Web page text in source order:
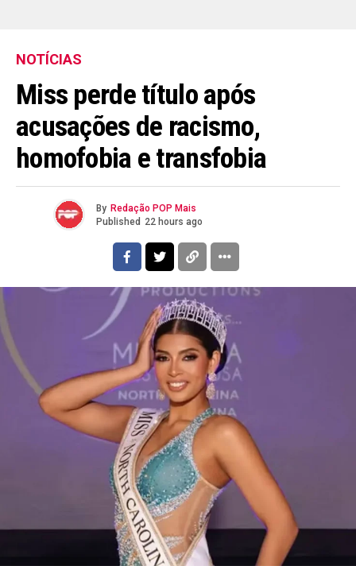
NOTÍCIAS
Miss perde título após
acusações de racismo,
homofobia e transfobia
By Redação POP Mais
Published 22 hours ago